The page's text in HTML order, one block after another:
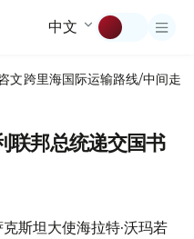
中文
文跨里海国际运输路线/中间走廊
联邦总统递交国书
斯坦大使海拉特·沃玛若